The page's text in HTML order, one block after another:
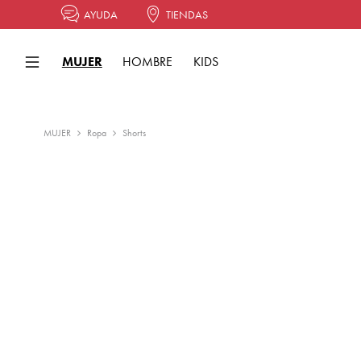
AYUDA TIENDAS
MUJER HOMBRE KIDS
MUJER Ropa Shorts